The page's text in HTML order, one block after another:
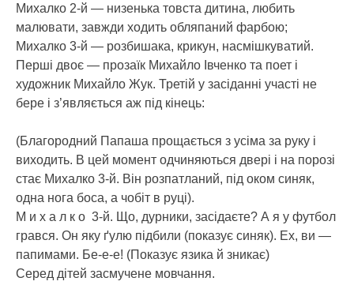
Михалко 2-й — низенька товста дитина, любить
малювати, завжди ходить обляпаний фарбою;
Михалко 3-й — розбишака, крикун, насмішкуватий.
Перші двоє — прозаїк Михайло Івченко та поет і
художник Михайло Жук. Третій у засіданні участі не
бере і з’являється аж під кінець:
(Благородний Папаша прощається з усіма за руку і
виходить. В цей момент одчиняються двері і на порозі
стає Михалко 3-й. Він розпатланий, під оком синяк,
одна нога боса, а чобіт в руці).
М и х а л к о 3-й. Що, дурники, засідаєте? А я у футбол
грався. Он яку ґулю підбили (показує синяк). Ех, ви —
папимами. Бе-е-е! (Показує язика й зникає)
Серед дітей засмучене мовчання.